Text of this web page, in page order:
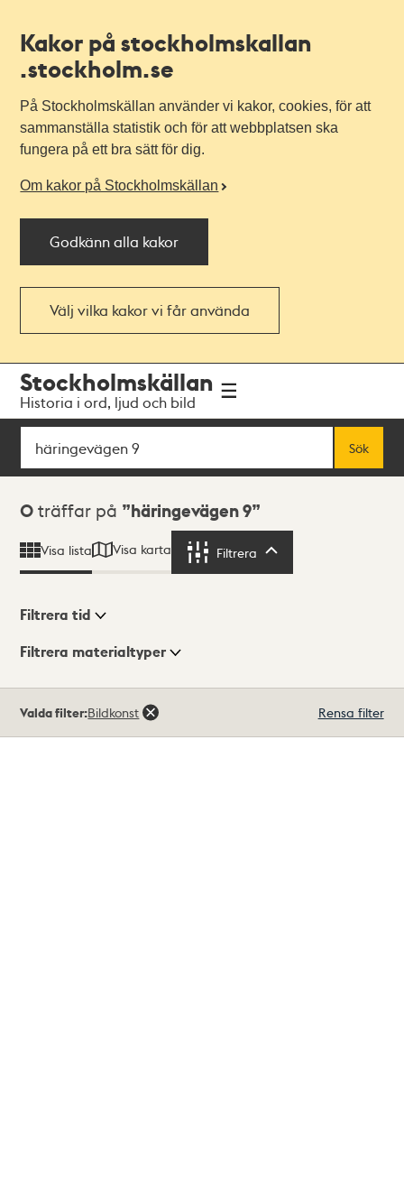
Kakor på stockholmskallan
.stockholm.se
På Stockholmskällan använder vi kakor, cookies, för att
sammanställa statistik och för att webbplatsen ska
fungera på ett bra sätt för dig.
Om kakor på Stockholmskällan
Godkänn alla kakor
Välj vilka kakor vi får använda
navigationen
huvudinnehållet
Stockholmskällan
Historia i ord, ljud och bild
Sök
Sök
Sökresultat
0 träffar på häringevägen 9
Visa lista Visa karta Filtrera
Visningsläge
Filtrera tid
Filtrera materialtyper
träffar
Valda filter:Bildkonst Rensa filter